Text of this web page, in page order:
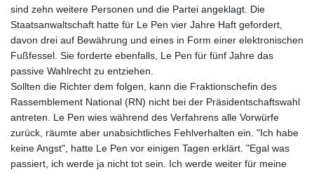
sind zehn weitere Personen und die Partei angeklagt. Die
Staatsanwaltschaft hatte für Le Pen vier Jahre Haft gefordert,
davon drei auf Bewährung und eines in Form einer elektronischen
Fußfessel. Sie forderte ebenfalls, Le Pen für fünf Jahre das
passive Wahlrecht zu entziehen.
Sollten die Richter dem folgen, kann die Fraktionschefin des
Rassemblement National (RN) nicht bei der Präsidentschaftswahl
antreten. Le Pen wies während des Verfahrens alle Vorwürfe
zurück, räumte aber unabsichtliches Fehlverhalten ein. "Ich habe
keine Angst", hatte Le Pen vor einigen Tagen erklärt. "Egal was
passiert, ich werde ja nicht tot sein. Ich werde weiter für meine